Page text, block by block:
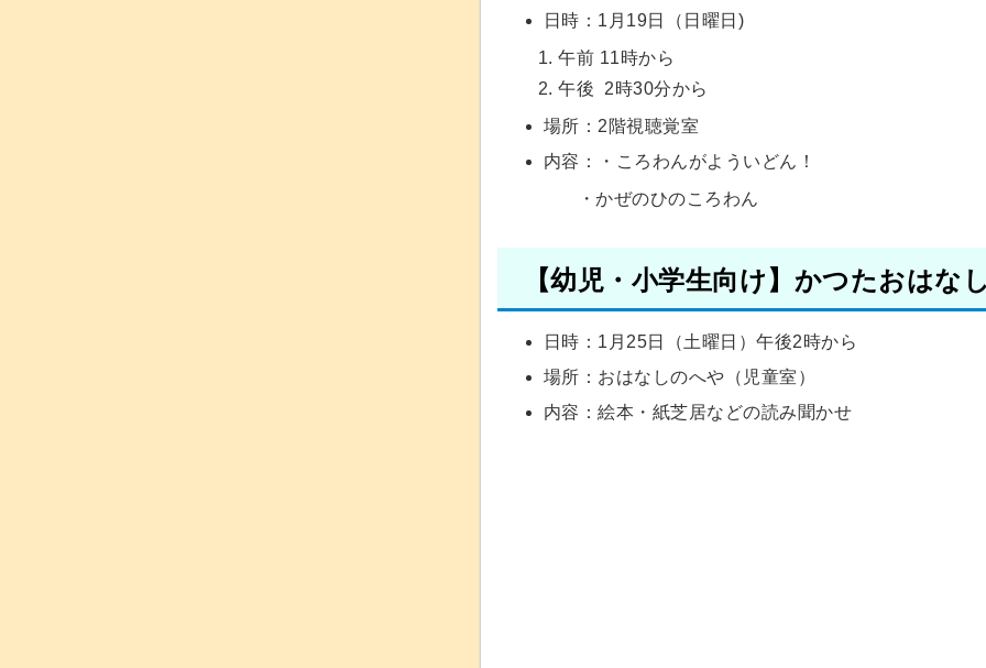
日時：1月19日（日曜日)
1. 午前 11時から
2. 午後 2時30分から
場所：2階視聴覚室
内容：・ころわんがよういどん！
・かぜのひのころわん
【幼児・小学生向け】かつたおはな
日時：1月25日（土曜日）午後2時から
場所：おはなしのへや（児童室）
内容：絵本・紙芝居などの読み聞かせ